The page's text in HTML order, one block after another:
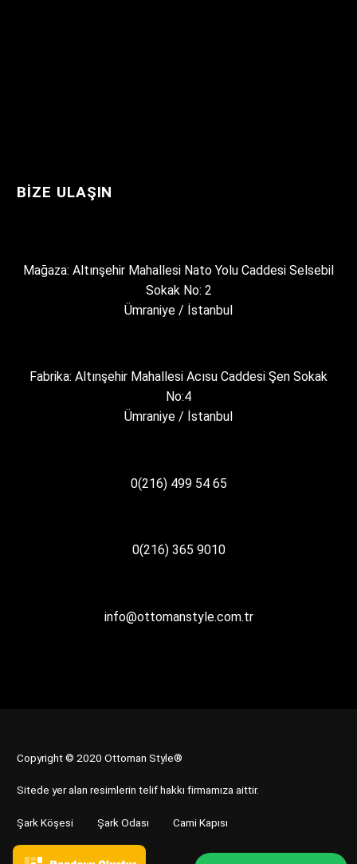
BIZE ULAŞIN
Mağaza: Altınşehir Mahallesi Nato Yolu Caddesi Selsebil
Sokak No: 2
Ümraniye / İstanbul
Fabrika: Altınşehir Mahallesi Acısu Caddesi Şen Sokak
No:4
Ümraniye / İstanbul
0(216) 499 54 65
0(216) 365 9010
info@ottomanstyle.com.tr
Copyright © 2020 Ottoman Style®
Sitede yer alan resimlerin telif hakkı firmamıza aittir.
Şark Köşesi Şark Odası Cami Kapısı